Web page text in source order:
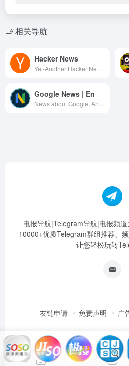
相关导航
Hacker News
Google News | En
电报导航|Telegram导航|电报频
10000+优质Telegram群组推荐、
让您轻松玩转
友链申请 免责声明 广
Copyright © 2026电报导航|Telegram
全